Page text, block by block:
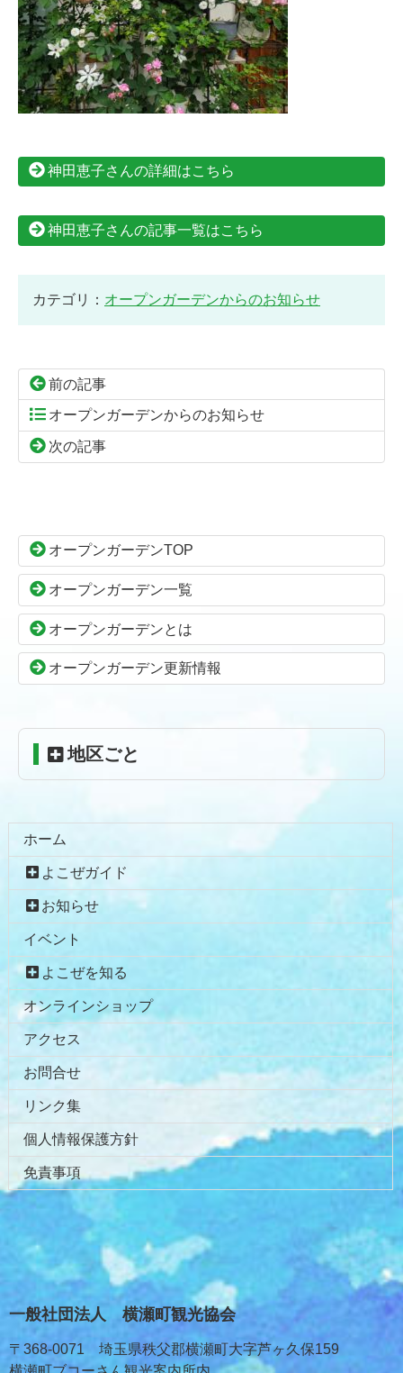
神田恵子さんの詳細はこちら
神田恵子さんの記事一覧はこちら
カテゴリ： オープンガーデンからのお知らせ
前の記事
オープンガーデンからのお知らせ
次の記事
ン
本
文
先
へ
る
の
頭
へ
る
オープンガーデンTOP
オープンガーデン一覧
オープンガーデンとは
オープンガーデン更新情報
地区ごと
ホーム
よこぜガイド
お知らせ
イベント
よこぜを知る
オンラインショップ
アクセス
お問合せ
リンク集
個人情報保護方針
免責事項
一般社団法人 横瀬町観光協会
〒368-0071 埼玉県秩父郡横瀬町大字芦ヶ久保159